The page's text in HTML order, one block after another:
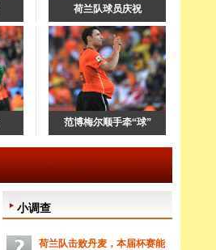
荷兰队球员庆祝
范博梅尔顺手牵“球”
小调查
荷兰队击败丹麦，本届杯赛能